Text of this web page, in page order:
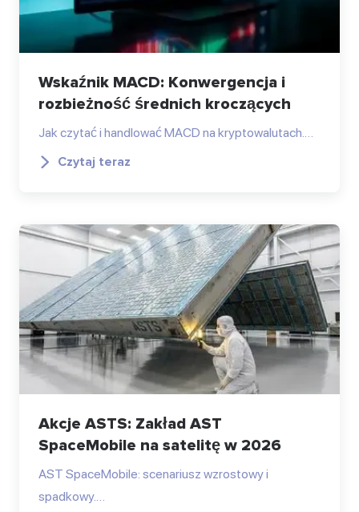
Wskaźnik MACD: Konwergencja i
rozbieżność średnich kroczących
Jak czytać i handlować MACD na kryptowalutach.…
Czytaj teraz
Akcje ASTS: Zakład AST
SpaceMobile na satelitę w 2026
AST SpaceMobile: scenariusz wzrostowy i
spadkowy.…